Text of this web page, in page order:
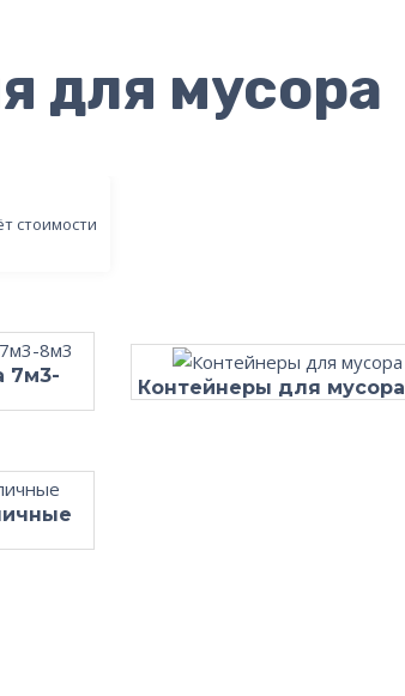
для мусора
стоимости
7м3-
Контейнеры для мусора